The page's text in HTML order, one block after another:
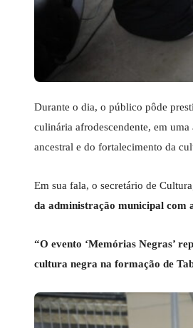
Durante o dia, o público pôde
culinária afrodescendente, em
ancestral e do fortalecimento da
Em sua fala, o secretário de
da administração municipal
“O evento ‘Memórias Negras’
cultura negra na formação de